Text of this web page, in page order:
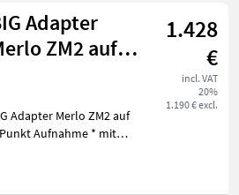
Adapter
ZM2 auf
1.428
€
incl. VAT
20%
1.190 € excl.
Adapter Merlo ZM2 auf
Aufnahme * mit